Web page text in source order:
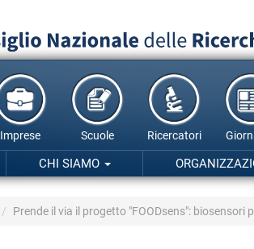
Imprese Scuole Ricercatori
CHI SIAMO
Prende il via il progetto "FOODsens": biosensori